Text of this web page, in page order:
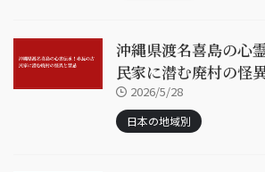
沖縄県渡名喜島の心
民家に潜む廃村の怪
2026/5/28
日本の地域別